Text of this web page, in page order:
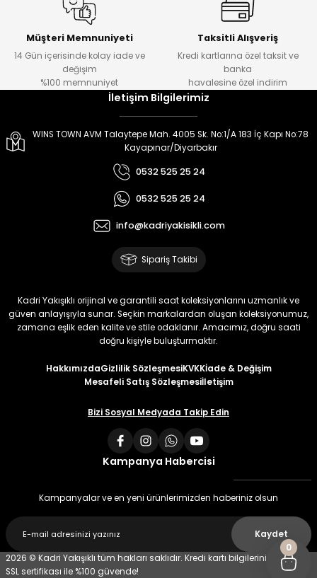
0
Müşteri Memnuniyeti
14 Gün içerisinde kolay iade ve
değişim
%100 memnuniyet
Taksitli Alışveriş
Kredi kartlarına özel taksit ve
banka
havalesine özel indirim
İletişim Bilgilerimiz
WINS TOWN AVM Talaytepe Mah. 4005 Sk. No:1/A 183 İç Kapı No:78
Kayapınar/Diyarbakır
0532 525 25 24
0532 525 25 24
info@kadriyakisikli.com
Sipariş Takibi
Kadri Yakışıklı orijinal ve garantili saat koleksiyonlarını uzmanlık ve
güven anlayışıyla sunar. Seçkin markalardan oluşan koleksiyonumuz,
zamana eşlik eden kalite ve stile odaklanır. Amacımız, doğru saati
doğru kişiyle buluşturmaktır.
HakkımızdaGizlilik SözleşmesiKVKKİade & Değişim
Mesafeli Satış Sözleşmesiİletişim
Bizi Sosyal Medyada Takip Edin
Kampanya Habercisi
Kampanyalar ve en yeni ürünlerimizden haberiniz olsun
Kaydet
2026 © Kadri Yakışıklı tüm hakları saklıdır. Kredi kartı bilgileriniz 256 bit
SSL sertifikası ile %100 güvende!